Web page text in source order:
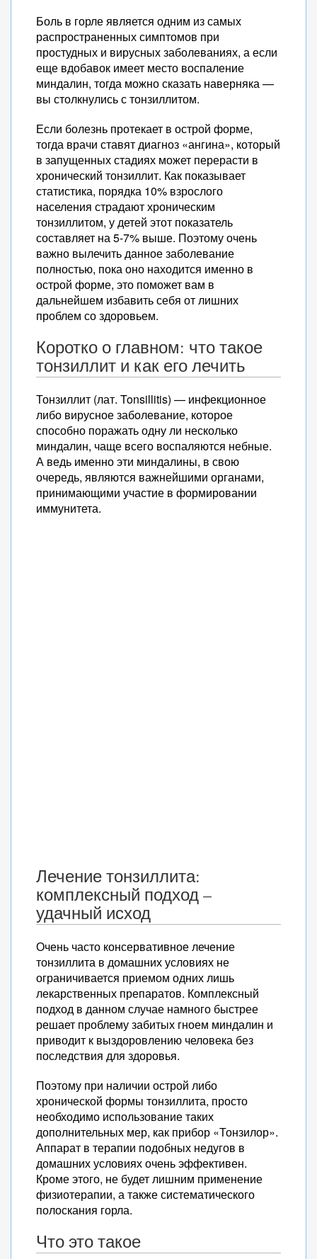
Боль в горле является одним из самых
распространенных симптомов при
простудных и вирусных заболеваниях, а если
еще вдобавок имеет место воспаление
миндалин, тогда можно сказать наверняка —
вы столкнулись с тонзиллитом.
Если болезнь протекает в острой форме,
тогда врачи ставят диагноз «ангина», который
в запущенных стадиях может перерасти в
хронический тонзиллит. Как показывает
статистика, порядка 10% взрослого
населения страдают хроническим
тонзиллитом, у детей этот показатель
составляет на 5-7% выше. Поэтому очень
важно вылечить данное заболевание
полностью, пока оно находится именно в
острой форме, это поможет вам в
дальнейшем избавить себя от лишних
проблем со здоровьем.
Коротко о главном: что такое
тонзиллит и как его лечить
Тонзиллит (лат. Tonsillitis) — инфекционное
либо вирусное заболевание, которое
способно поражать одну ли несколько
миндалин, чаще всего воспаляются небные.
А ведь именно эти миндалины, в свою
очередь, являются важнейшими органами,
принимающими участие в формировании
иммунитета.
Лечение тонзиллита:
комплексный подход –
удачный исход
Очень часто консервативное лечение
тонзиллита в домашних условиях не
ограничивается приемом одних лишь
лекарственных препаратов. Комплексный
подход в данном случае намного быстрее
решает проблему забитых гноем миндалин и
приводит к выздоровлению человека без
последствия для здоровья.
Поэтому при наличии острой либо
хронической формы тонзиллита, просто
необходимо использование таких
дополнительных мер, как прибор «Тонзилор».
Аппарат в терапии подобных недугов в
домашних условиях очень эффективен.
Кроме этого, не будет лишним применение
физиотерапии, а также систематического
полоскания горла.
Что это такое